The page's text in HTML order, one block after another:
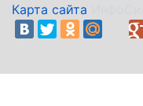
Карта сайта